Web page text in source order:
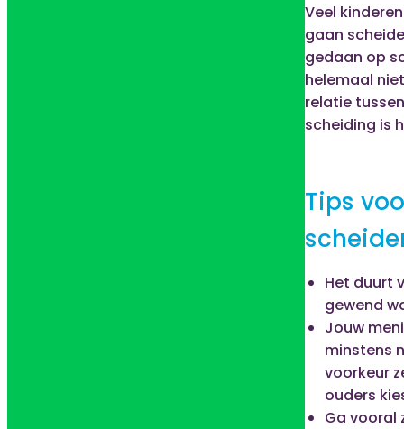
Veel
gaan
gedaan op
helemaal
relatie
scheiding is
Tips
Het duurt
gewend
Jouw
minstens
voorkeur
ouders
Ga vooral